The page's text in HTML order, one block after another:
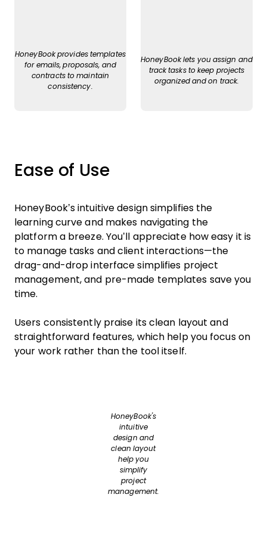
HoneyBook provides templates
for emails, proposals, and
contracts to maintain
consistency.
HoneyBook lets you assign and
track tasks to keep projects
organized and on track.
Ease of Use
HoneyBook’s intuitive design simplifies the
learning curve and makes navigating the
platform a breeze. You’ll appreciate how easy it is
to manage tasks and client interactions—the
drag-and-drop interface simplifies project
management, and pre-made templates save you
time.
Users consistently praise its clean layout and
straightforward features, which help you focus on
your work rather than the tool itself.
HoneyBook's
intuitive
design and
clean layout
help you
simplify
project
management.